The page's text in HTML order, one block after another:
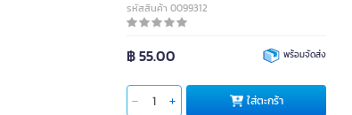
รหัสสินค้า 0099312
฿ 55.00 พร้อมจัดส่ง
ใส่ตะกร้า